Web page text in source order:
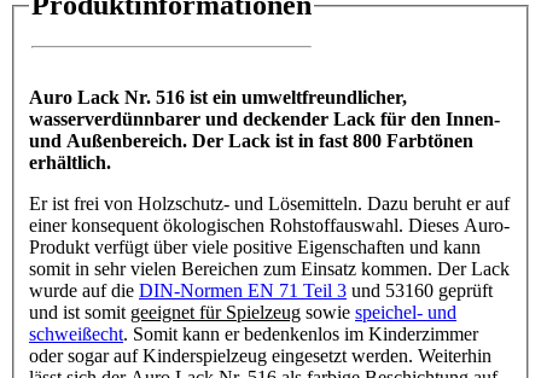
Auro Lack Nr. 516 ist ein umweltfreundlicher,
wasserverdünnbarer und deckender Lack für den Innen-
und Außenbereich. Der Lack ist in fast 800 Farbtönen
erhältlich.
Er ist frei von Holzschutz- und Lösemitteln. Dazu beruht er auf
einer konsequent ökologischen Rohstoffauswahl. Dieses Auro-
Produkt verfügt über viele positive Eigenschaften und kann
somit in sehr vielen Bereichen zum Einsatz kommen. Der Lack
wurde auf die DIN-Normen EN 71 Teil 3 und 53160 geprüft
und ist somit geeignet für Spielzeug sowie speichel- und
schweißecht. Somit kann er bedenkenlos im Kinderzimmer
oder sogar auf Kinderspielzeug eingesetzt werden. Weiterhin